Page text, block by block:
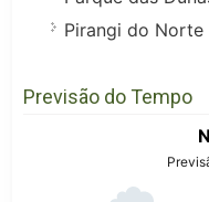
Pirangi do Norte
Previsão do Tempo